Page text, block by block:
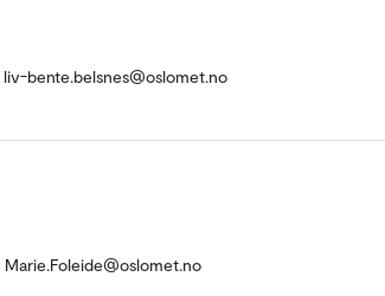
liv-bente.belsnes@oslomet.no
Marie.Foleide@oslomet.no